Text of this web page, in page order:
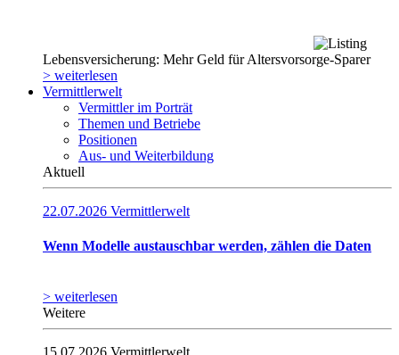
Lebensversicherung: Mehr Geld für Altersvorsorge-Sparer
> weiterlesen
Vermittlerwelt
Vermittler im Porträt
Themen und Betriebe
Positionen
Aus- und Weiterbildung
Aktuell
22.07.2026 Vermittlerwelt
Wenn Modelle austauschbar werden, zählen die Daten
> weiterlesen
Weitere